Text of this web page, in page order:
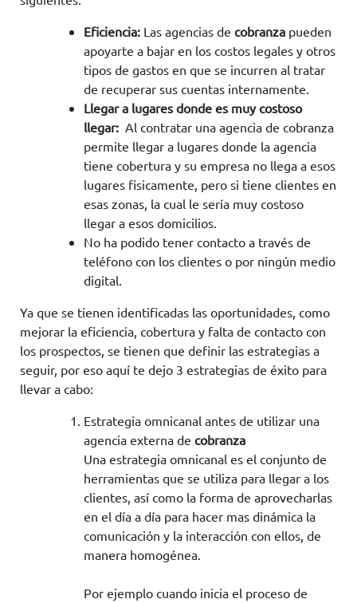
Eficiencia: Las agencias de cobranza pueden
apoyarte a bajar en los costos legales y otros
tipos de gastos en que se incurren al tratar
de recuperar sus cuentas internamente.
Llegar a lugares donde es muy costoso
llegar: Al contratar una agencia de cobranza
permite llegar a lugares donde la agencia
tiene cobertura y su empresa no llega a esos
lugares fisicamente, pero si tiene clientes en
esas zonas, la cual le sería muy costoso
llegar a esos domicilios.
No ha podido tener contacto a través de
teléfono con los clientes o por ningún medio
digital.
Ya que se tienen identificadas las oportunidades, como
mejorar la eficiencia, cobertura y falta de contacto con
los prospectos, se tienen que definir las estrategias a
seguir, por eso aquí te dejo 3 estrategias de éxito para
llevar a cabo:
Estrategia omnicanal antes de utilizar una
agencia externa de cobranza
Una estrategia omnicanal es el conjunto de
herramientas que se utiliza para llegar a los
clientes, así como la forma de aprovecharlas
en el día a día para hacer mas dinámica la
comunicación y la interacción con ellos, de
manera homogénea.
Por ejemplo cuando inicia el proceso de